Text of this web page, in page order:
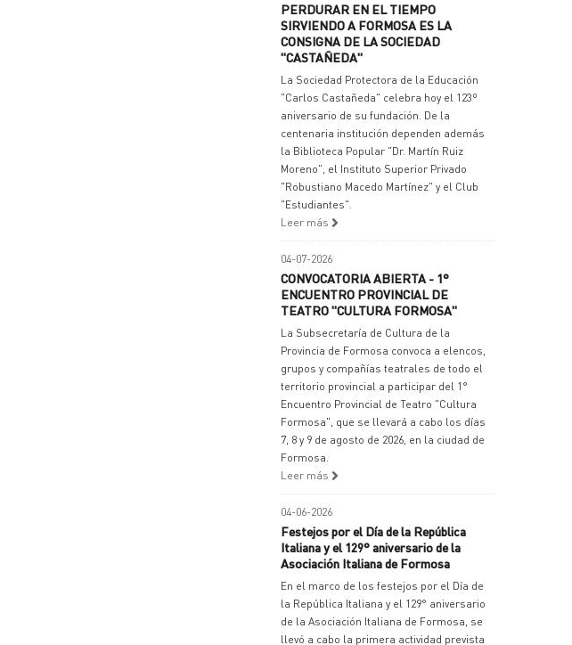
PERDURAR EN EL TIEMPO
SIRVIENDO A FORMOSA ES LA
CONSIGNA DE LA SOCIEDAD
"CASTAÑEDA"
La Sociedad Protectora de la Educación
"Carlos Castañeda" celebra hoy el 123º
aniversario de su fundación. De la
centenaria institución dependen además
la Biblioteca Popular "Dr. Martín Ruiz
Moreno", el Instituto Superior Privado
"Robustiano Macedo Martínez" y el Club
"Estudiantes".
Leer más
04-07-2026
CONVOCATORIA ABIERTA - 1°
ENCUENTRO PROVINCIAL DE
TEATRO "CULTURA FORMOSA"
La Subsecretaría de Cultura de la
Provincia de Formosa convoca a elencos,
grupos y compañías teatrales de todo el
territorio provincial a participar del 1°
Encuentro Provincial de Teatro "Cultura
Formosa", que se llevará a cabo los días
7, 8 y 9 de agosto de 2026, en la ciudad de
Formosa.
Leer más
04-06-2026
Festejos por el Día de la República
Italiana y el 129° aniversario de la
Asociación Italiana de Formosa
En el marco de los festejos por el Día de
la República Italiana y el 129° aniversario
de la Asociación Italiana de Formosa, se
llevó a cabo la primera actividad prevista